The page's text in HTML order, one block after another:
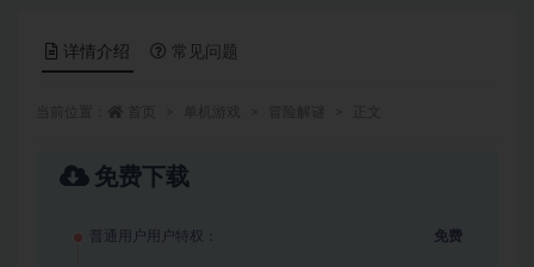
详情介绍 常见问题
免费下载
普通用户用户特权： 免费